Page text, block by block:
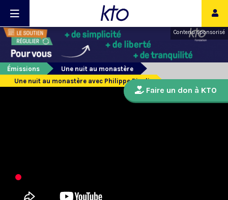
Contenu sponsorisé
Émissions
Une nuit au monastère
Une nuit au monastère avec Philippe Risoli
Faire un don à KTO